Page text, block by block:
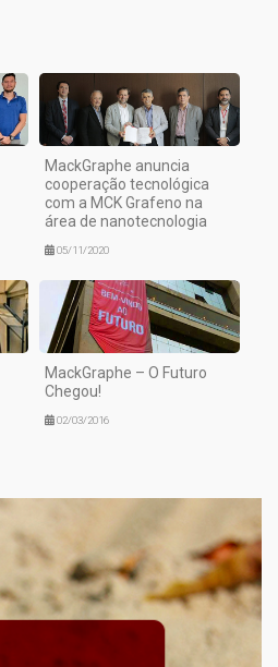
MackGraphe anuncia
cooperação tecnológica
com a MCK Grafeno na
área de nanotecnologia
05/11/2020
MackGraphe – O Futuro
Chegou!
02/03/2016